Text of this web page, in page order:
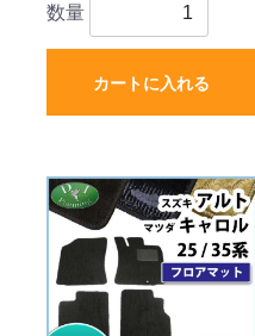
数量
カートに入れる